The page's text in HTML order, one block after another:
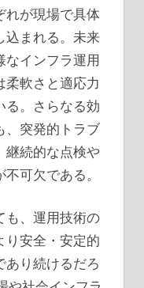
れが現場で具体
込まれる。未来
なインフラ運用
柔軟さと適応力
る。さらなる効
、突発的トラブ
継続的な点検や
可欠である。
も、運用技術の
り安全・安定的
あり続けるだろ